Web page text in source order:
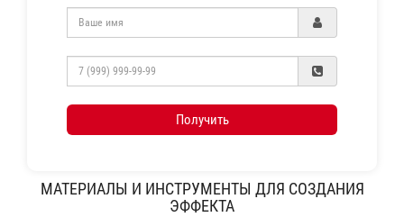
Получить
МАТЕРИАЛЫ И ИНСТРУМЕНТЫ ДЛЯ СОЗДАНИЯ
ЭФФЕКТА